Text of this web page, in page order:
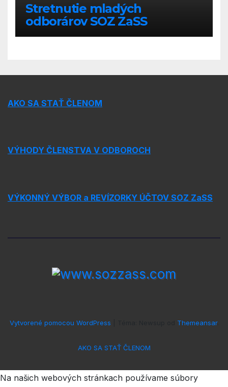
Stretnutie mladých
odborárov SOZ ZaSS
AKO SA STAŤ ČLENOM
VÝHODY ČLENSTVA V ODBOROCH
VÝKONNÝ VÝBOR a REVÍZORKY ÚČTOV SOZ ZaSS
Vytvorené pomocou WordPress Themeansar.
AKO SA STAŤ ČLENOM
Na našich webových stránkach používame súbory